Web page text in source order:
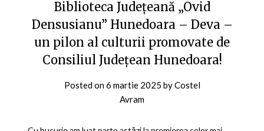
Biblioteca Județeană „Ovid
Densusianu” Hunedoara – Deva –
un pilon al culturii promovate de
Consiliul Județean Hunedoara!
Posted on6 martie 2025 byCostel
Avram